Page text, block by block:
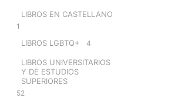
LIBROS EN CASTELLANO
1
LIBROS LGBTQ+ 4
LIBROS UNIVERSITARIOS
Y DE ESTUDIOS
SUPERIORES
52